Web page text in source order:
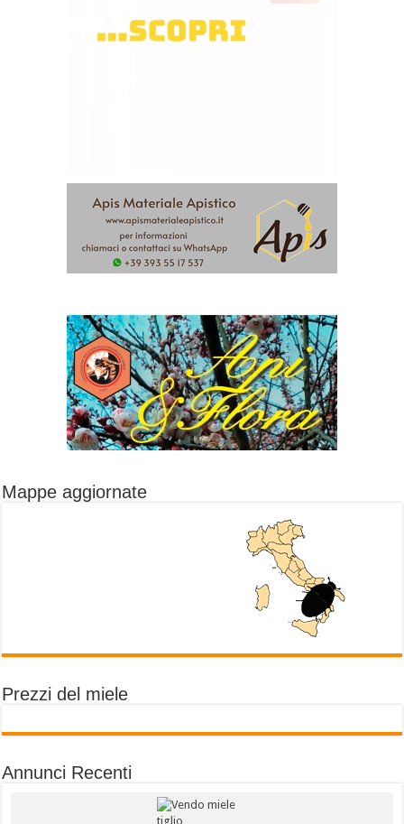
Mappe aggiornate
Prezzi del miele
Annunci Recenti